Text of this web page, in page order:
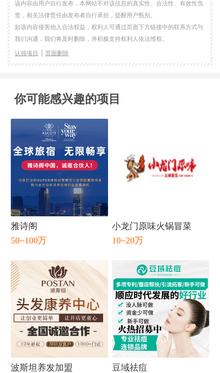
闭
该内容由用户自行发布，本网站不对该信息的真实性、合法性、有效性负
责，相关法律责任由发布者自行承担，提醒用户甄别。
如该内容侵害他人合法权益，权利人可通过页面下方链接中的联系方式与
我们沟通，我们将及时删除，并积极支持权利人依法维权。
认领项目 页面删除
你可能感兴趣的项目
雅诗阁
50~100万
小龙门原味火锅冒菜
10~20万
波斯坦养发加盟
豆域祛痘